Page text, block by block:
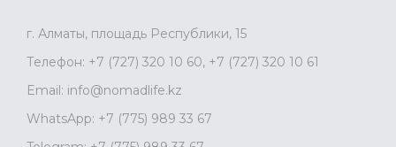
г. Алматы, площадь Республики, 15
Телефон: +7 (727) 320 10 60, +7 (727) 320 10 61
Email: info@nomadlife.kz
WhatsApp: +7 (775) 989 33 67